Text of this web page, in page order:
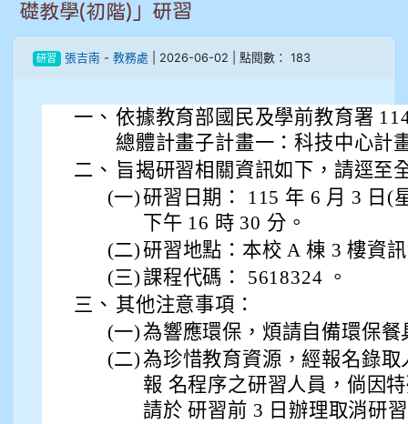
908彭主豪
909林柏翰
909林玉楓
909林朝智
910溫婕伶
礎教學(初階)」研習
研習 張吉南 - 教務處 | 2026-06-02 | 點閱數： 183
一、 依據教育部國民及學前教育署
總體計畫子計畫一：科技中心計
二、 旨揭研習相關資訊如下，請逕至
(一)研習日期： 115 年 6 月 3 日(
下午 16 時 30 分。
(二)研習地點：本校 A 棟 3 樓資
(三)課程代碼： 5618324 。
三、 其他注意事項：
(一)為響應環保，煩請自備環保餐
(二)為珍惜教育資源，經報名錄
報 名程序之研習人員，倘因
請於 研習前 3 日辦理取消研